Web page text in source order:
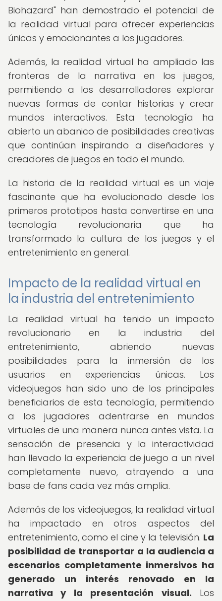
Biohazard" han demostrado el potencial de
la realidad virtual para ofrecer experiencias
únicas y emocionantes a los jugadores.
Además, la realidad virtual ha ampliado las
fronteras de la narrativa en los juegos,
permitiendo a los desarrolladores explorar
nuevas formas de contar historias y crear
mundos interactivos. Esta tecnología ha
abierto un abanico de posibilidades creativas
que continúan inspirando a diseñadores y
creadores de juegos en todo el mundo.
La historia de la realidad virtual es un viaje
fascinante que ha evolucionado desde los
primeros prototipos hasta convertirse en una
tecnología revolucionaria que ha
transformado la cultura de los juegos y el
entretenimiento en general.
Impacto de la realidad virtual en
la industria del entretenimiento
La realidad virtual ha tenido un impacto
revolucionario en la industria del
entretenimiento, abriendo nuevas
posibilidades para la inmersión de los
usuarios en experiencias únicas. Los
videojuegos han sido uno de los principales
beneficiarios de esta tecnología, permitiendo
a los jugadores adentrarse en mundos
virtuales de una manera nunca antes vista. La
sensación de presencia y la interactividad
han llevado la experiencia de juego a un nivel
completamente nuevo, atrayendo a una
base de fans cada vez más amplia.
Además de los videojuegos, la realidad virtual
ha impactado en otros aspectos del
entretenimiento, como el cine y la televisión. La
posibilidad de transportar a la audiencia a
escenarios completamente inmersivos ha
generado un interés renovado en la
narrativa y la presentación visual. Los